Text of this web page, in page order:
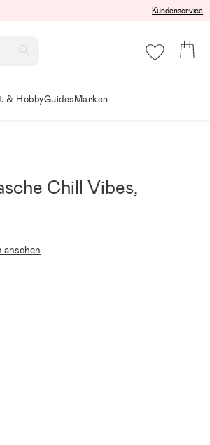
Kundenservice
& HobbyGuidesMarken
Chill Vibes,
ansehen